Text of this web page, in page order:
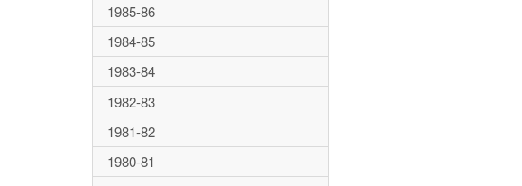
1985-86
1984-85
1983-84
1982-83
1981-82
1980-81